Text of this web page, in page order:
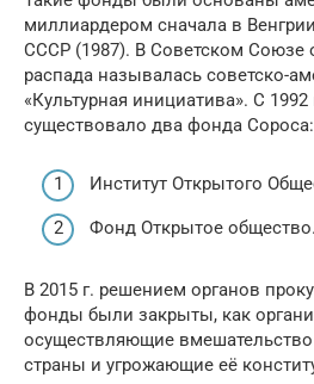
миллиардером сначала в
СССР (1987). В Советском Союзе
распада называлась советско-
«Культурная инициатива». С
существовало два фонда Сороса:
Институт Открытого
Фонд Открытое общество.
В 2015 г. решением органов
фонды были закрыты, как
осуществляющие
страны и угрожающие её